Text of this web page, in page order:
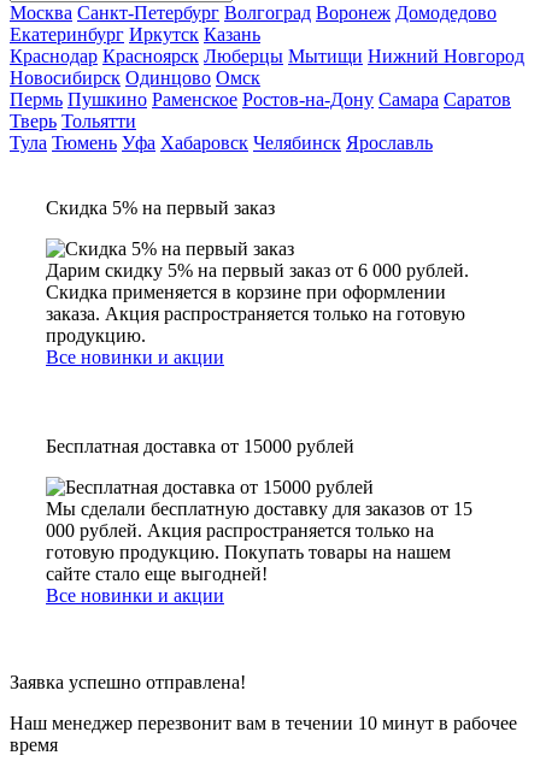
Москва Санкт-Петербург Волгоград Воронеж Домодедово
Екатеринбург Иркутск Казань
Краснодар Красноярск Люберцы Мытищи Нижний Новгород
Новосибирск Одинцово Омск
Пермь Пушкино Раменское Ростов-на-Дону Самара Саратов
Тверь Тольятти
Тула Тюмень Уфа Хабаровск Челябинск Ярославль
Скидка 5% на первый заказ
Дарим скидку 5% на первый заказ от 6 000 рублей.
Скидка применяется в корзине при оформлении
заказа. Акция распространяется только на готовую
продукцию.
Все новинки и акции
Бесплатная доставка от 15000 рублей
Мы сделали бесплатную доставку для заказов от 15
000 рублей. Акция распространяется только на
готовую продукцию. Покупать товары на нашем
сайте стало еще выгодней!
Все новинки и акции
Заявка успешно отправлена!
Наш менеджер перезвонит вам в течении 10 минут в рабочее
время